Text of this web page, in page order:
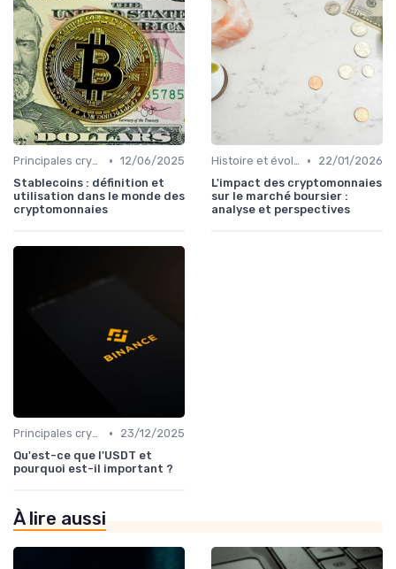
Principales cryptomonnaies pour l'investissement • 12/06/2025
Stablecoins : définition et
utilisation dans le monde des
cryptomonnaies
Histoire et évolution du marché des cryptos •
22/01/2026
L'impact des cryptomonnaies
sur le marché boursier :
analyse et perspectives
Principales cryptomonnaies pour l'investissement •
23/12/2025
Qu'est-ce que l'USDT et
pourquoi est-il important ?
À lire aussi